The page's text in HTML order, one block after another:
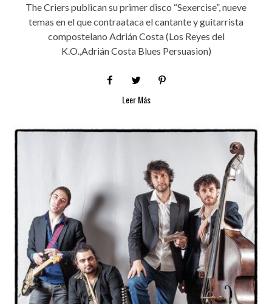
The Criers publican su primer disco “Sexercise”, nueve
temas en el que contraataca el cantante y guitarrista
compostelano Adrián Costa (Los Reyes del
K.O.,Adrián Costa Blues Persuasion)
Leer Más